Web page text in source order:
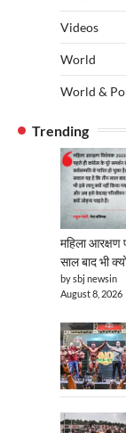
Videos
World
World &
Trending
महिला आरक्षण
साल बाद भी
by sbj newsin
August 8, 2026